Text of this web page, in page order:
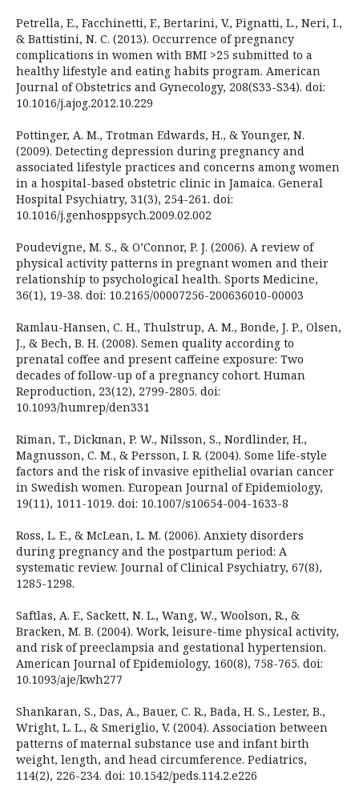
Petrella, E., Facchinetti, F., Bertarini, V., Pignatti, L., Neri, I.,
& Battistini, N. C. (2013). Occurrence of pregnancy
complications in women with BMI >25 submitted to a
healthy lifestyle and eating habits program. American
Journal of Obstetrics and Gynecology, 208(S33-S34). doi:
10.1016/j.ajog.2012.10.229
Pottinger, A. M., Trotman Edwards, H., & Younger, N.
(2009). Detecting depression during pregnancy and
associated lifestyle practices and concerns among women
in a hospital-based obstetric clinic in Jamaica. General
Hospital Psychiatry, 31(3), 254-261. doi:
10.1016/j.genhosppsych.2009.02.002
Poudevigne, M. S., & O’Connor, P. J. (2006). A review of
physical activity patterns in pregnant women and their
relationship to psychological health. Sports Medicine,
36(1), 19-38. doi: 10.2165/00007256-200636010-00003
Ramlau-Hansen, C. H., Thulstrup, A. M., Bonde, J. P., Olsen,
J., & Bech, B. H. (2008). Semen quality according to
prenatal coffee and present caffeine exposure: Two
decades of follow-up of a pregnancy cohort. Human
Reproduction, 23(12), 2799-2805. doi:
10.1093/humrep/den331
Riman, T., Dickman, P. W., Nilsson, S., Nordlinder, H.,
Magnusson, C. M., & Persson, I. R. (2004). Some life-style
factors and the risk of invasive epithelial ovarian cancer
in Swedish women. European Journal of Epidemiology,
19(11), 1011-1019. doi: 10.1007/s10654-004-1633-8
Ross, L. E., & McLean, L. M. (2006). Anxiety disorders
during pregnancy and the postpartum period: A
systematic review. Journal of Clinical Psychiatry, 67(8),
1285-1298.
Saftlas, A. F., Sackett, N. L., Wang, W., Woolson, R., &
Bracken, M. B. (2004). Work, leisure-time physical activity,
and risk of preeclampsia and gestational hypertension.
American Journal of Epidemiology, 160(8), 758-765. doi:
10.1093/aje/kwh277
Shankaran, S., Das, A., Bauer, C. R., Bada, H. S., Lester, B.,
Wright, L. L., & Smeriglio, V. (2004). Association between
patterns of maternal substance use and infant birth
weight, length, and head circumference. Pediatrics,
114(2), 226-234. doi: 10.1542/peds.114.2.e226